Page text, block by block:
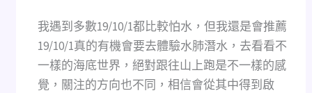
我遇到多數19/10/1都比較怕水，但我還是會推薦
19/10/1真的有機會要去體驗水肺潛水，去看看不
一樣的海底世界，絕對跟往山上跑是不一樣的感
覺，關注的方向也不同，相信會從其中得到啟